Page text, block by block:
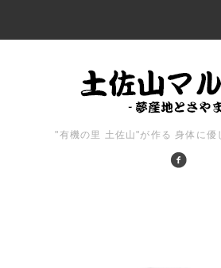
"有機の里 土佐山"が作る 身体に優